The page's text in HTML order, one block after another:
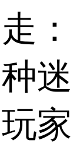
：
迷
家